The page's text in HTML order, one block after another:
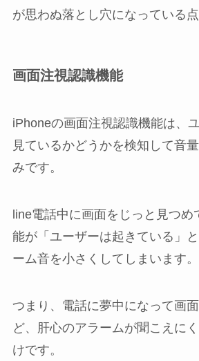
が思わぬ落とし穴になっている点
画面注視認識機能
iPhoneの画面注視認識機能は、
見ているかどうかを検知して音
みです。
line電話中に画面をじっと見つめ
能が「ユーザーは起きている」
ーム音を小さくしてしまいます。
つまり、電話に夢中になって画
ど、肝心のアラームが聞こえに
けです。